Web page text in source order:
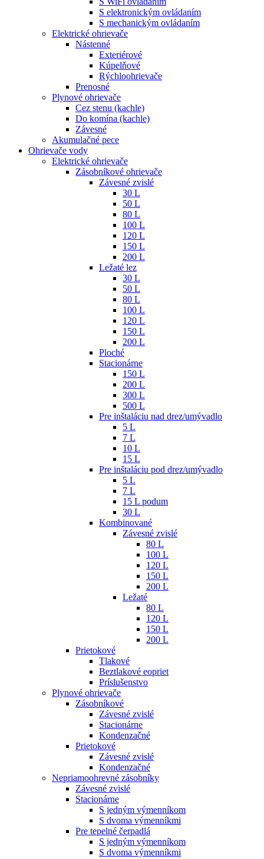
S elektronickým ovládaním
S mechanickým ovládaním
Elektrické ohrievače
Nástenné
Exteriérové
Kúpelňové
Rýchloohrievače
Prenosné
Plynové ohrievače
Cez stenu (kachle)
Do komína (kachle)
Závesné
Akumulačné pece
Ohrievače vody
Elektrické ohrievače
Zásobníkové ohrievače
Závesné zvislé
30 L
50 L
80 L
100 L
120 L
150 L
200 L
Ležaté lez
30 L
50 L
80 L
100 L
120 L
150 L
200 L
Ploché
Stacionárne
150 L
200 L
300 L
500 L
Pre inštaláciu nad drez/umývadlo
5 L
7 L
10 L
15 L
Pre inštaláciu pod drez/umývadlo
5 L
7 L
15 L podum
30 L
Kombinované
Závesné zvislé
80 L
100 L
120 L
150 L
200 L
Ležaté
80 L
120 L
150 L
200 L
Prietokové
Tlakové
Beztlakové eopriet
Príslušenstvo
Plynové ohrievače
Zásobníkové
Závesné zvislé
Stacionárne
Kondenzačné
Prietokové
Závesné zvislé
Kondenzačné
Nepriamoohrevné zásobníky
Závesné zvislé
Stacionárne
S jedným výmenníkom
S dvoma výmenníkmi
Pre tepelné čerpadlá
S jedným výmenníkom
S dvoma výmenníkmi